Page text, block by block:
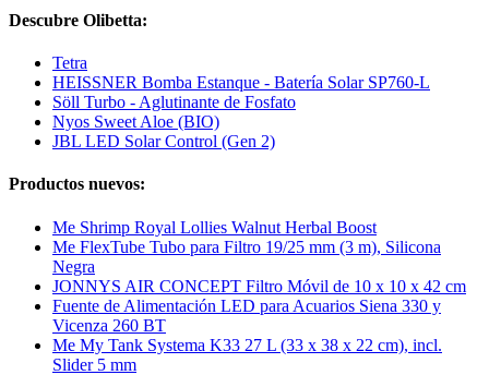
Descubre Olibetta:
Tetra
HEISSNER Bomba Estanque - Batería Solar SP760-L
Söll Turbo - Aglutinante de Fosfato
Nyos Sweet Aloe (BIO)
JBL LED Solar Control (Gen 2)
Productos nuevos:
Me Shrimp Royal Lollies Walnut Herbal Boost
Me FlexTube Tubo para Filtro 19/25 mm (3 m), Silicona
Negra
JONNYS AIR CONCEPT Filtro Móvil de 10 x 10 x 42 cm
Fuente de Alimentación LED para Acuarios Siena 330 y
Vicenza 260 BT
Me My Tank Systema K33 27 L (33 x 38 x 22 cm), incl.
Slider 5 mm